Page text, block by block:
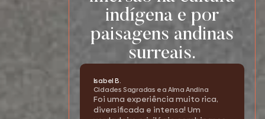
indígena e por
paisagens andinas
surreais.
Isabel B.
Cidades Sagradas e a Alma Andina
Foi uma experiência muito rica,
diversificada e intensa! Um